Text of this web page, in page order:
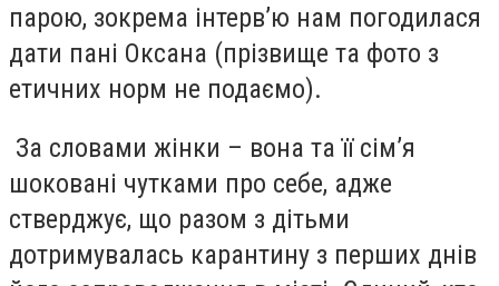
парою, зокрема інтерв’ю нам погодилася
дати пані Оксана (прізвище та фото з
етичних норм не подаємо).
За словами жінки – вона та її сім’я
шоковані чутками про себе, адже
стверджує, що разом з дітьми
дотримувалась карантину з перших днів